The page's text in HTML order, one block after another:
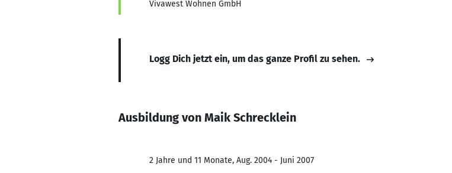
Vivawest Wohnen GmbH
Logg Dich jetzt ein, um das ganze Profil zu sehen.
Ausbildung von Maik Schrecklein
2 Jahre und 11 Monate, Aug. 2004 - Juni 2007